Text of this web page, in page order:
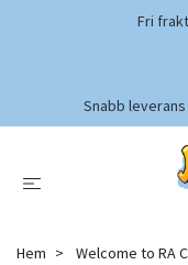
Fri
Snabb
Hem Welcome to RA